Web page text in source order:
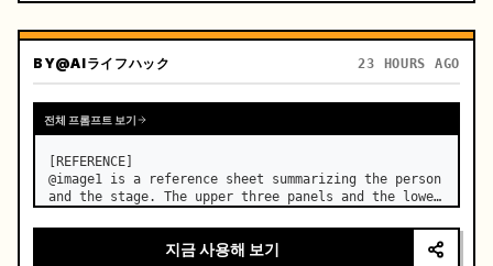
BY@AIライフハック 23 HOURS AGO
전체 프롬프트 보기
[REFERENCE]
@image1 is a reference sheet summarizing the person
and the stage. The upper three panels and the lower
the face, hair, body type, costume, and whole body
of the same woman appearing alone in the vi…
지금 사용해 보기